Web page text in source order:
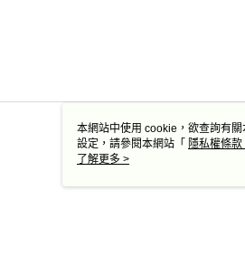
本網站中使用 cookie，欲查詢有
設定，請參閱本網站「 隱私權條款
使用 cookie。
了解更多 >